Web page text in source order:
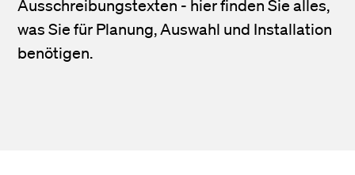
Ausschreibungstexten - hier finden Sie alles,
was Sie für Planung, Auswahl und Installation
benötigen.